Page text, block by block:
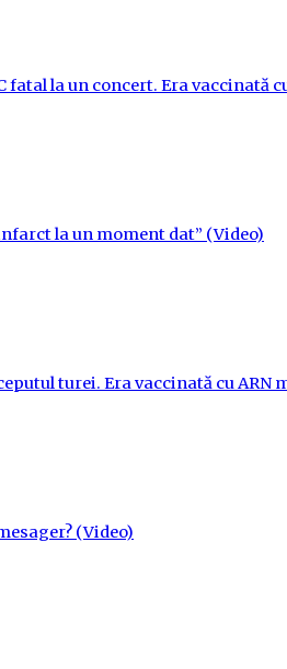
la un concert. Era vaccinată
la un moment dat” (Video)
turei. Era vaccinată cu ARN
(Video)